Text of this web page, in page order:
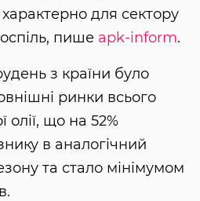
для сектору
пише apk-inform.
з країни було
ринки всього
олії, що на 52%
в аналогічний
та стало мінімумом